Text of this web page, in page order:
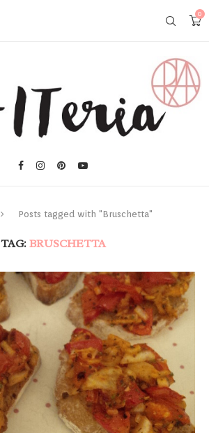
0
Posts tagged with "Bruschetta"
TAG: BRUSCHETTA